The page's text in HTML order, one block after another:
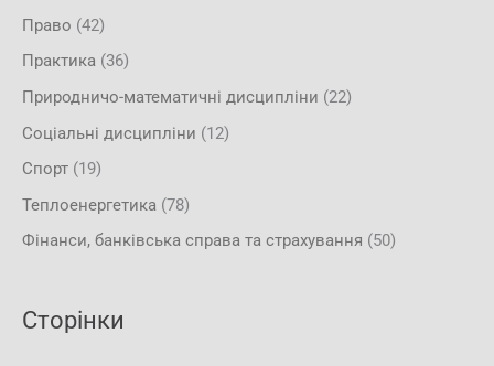
Право (42)
Практика (36)
Природничо-математичні дисципліни (22)
Соціальні дисципліни (12)
Спорт (19)
Теплоенергетика (78)
Фінанси, банківська справа та страхування (50)
Сторінки